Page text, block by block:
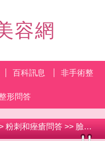
容網
百科訊息 非手術整
形問答
粉刺和痤瘡問答 >> 臉部，脖子長東西，老是反復長